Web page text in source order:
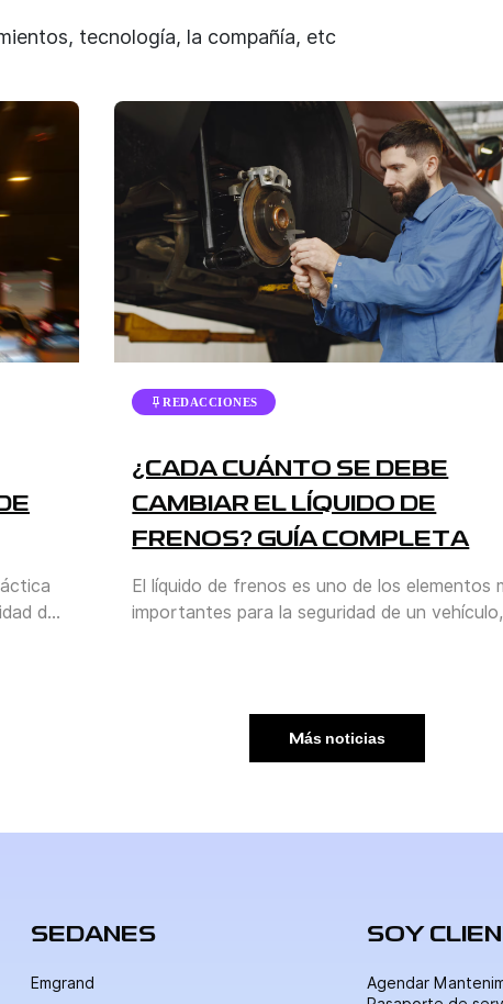
tecnología, la compañía, etc
de
REDACCIONES
¿CADA CUÁNTO SE DEBE
CAMBIAR EL LÍQUIDO DE
FRENOS? GUÍA COMPLETA
El líquido de frenos es uno de los elementos
importantes para la seguridad de un vehículo,
en buen estado es vital para garantizar que el
sistema de frenos funcione correctamente.
Más noticias
SEDANES
Emgrand
SOY
Agendar